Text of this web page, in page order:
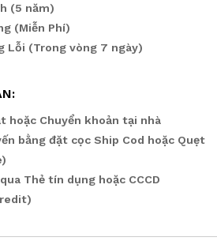
(5 năm)
(Miễn Phí)
Lỗi (Trong vòng 7 ngày)
hoặc Chuyển khoản tại nhà
bằng đặt cọc Ship Cod hoặc Quẹt
Thẻ tín dụng hoặc CCCD